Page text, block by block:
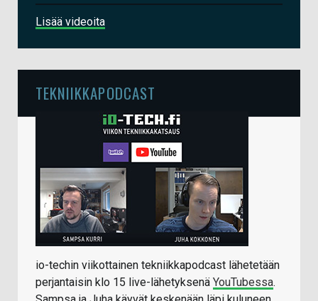
Lisää videoita
TEKNIIKKAPODCAST
io-techin viikottainen tekniikkapodcast lähetetään
perjantaisin klo 15 live-lähetyksenä YouTubessa.